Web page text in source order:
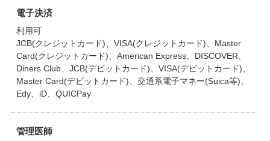
電子決済
利用可
JCB(クレジットカード)、VISA(クレジットカード)、Master
Card(クレジットカード)、American Express、DISCOVER、
Diners Club、JCB(デビットカード)、VISA(デビットカード)、
Master Card(デビットカード)、交通系電子マネー(Suica等)、
Edy、iD、QUICPay
管理医師